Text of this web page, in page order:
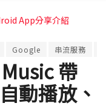
App分享介紹
Google 串流服務
帶
動播放、